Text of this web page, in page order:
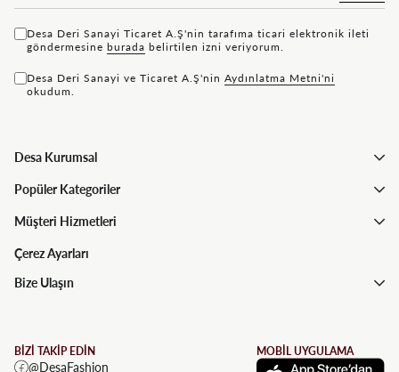
Desa Deri Sanayi Ticaret A.Ş'nin tarafıma ticari elektronik ileti
göndermesine bu rada belirtilen izni veriyorum.
Desa Deri Sanayi ve Ticaret A.Ş'nin Aydınlatma Metni'ni
okudum.
Desa Kurumsal
Popüler Kategoriler
Müşteri Hizmetleri
Çerez Ayarları
Bize Ulaşın
BİZİ TAKİP EDİN
@DesaFashion
MOBİL UYGULAMA